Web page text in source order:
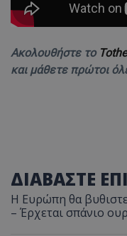
Ακολουθήστε το
και μάθετε πρώτοι
ΔΙΑΒΑΣΤΕ
Η Ευρώπη θα
– Έρχεται σπάνιο